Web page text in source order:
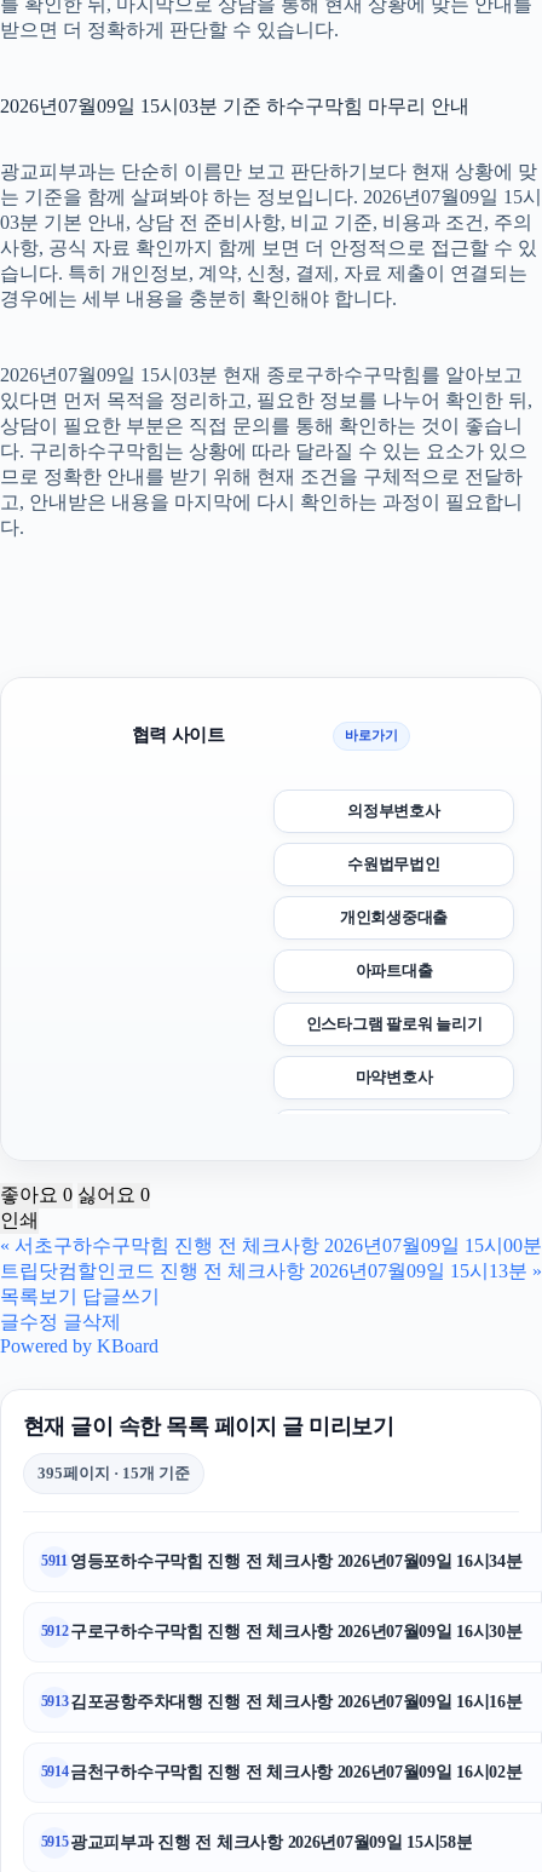
를 확인한 뒤, 마지막으로 상담을 통해 현재 상황에 맞는 안내를
받으면 더 정확하게 판단할 수 있습니다.
2026년07월09일 15시03분 기준 하수구막힘 마무리 안내
광교피부과는 단순히 이름만 보고 판단하기보다 현재 상황에 맞
는 기준을 함께 살펴봐야 하는 정보입니다. 2026년07월09일 15시
03분 기본 안내, 상담 전 준비사항, 비교 기준, 비용과 조건, 주의
사항, 공식 자료 확인까지 함께 보면 더 안정적으로 접근할 수 있
습니다. 특히 개인정보, 계약, 신청, 결제, 자료 제출이 연결되는
경우에는 세부 내용을 충분히 확인해야 합니다.
2026년07월09일 15시03분 현재 종로구하수구막힘를 알아보고
있다면 먼저 목적을 정리하고, 필요한 정보를 나누어 확인한 뒤,
상담이 필요한 부분은 직접 문의를 통해 확인하는 것이 좋습니
다. 구리하수구막힘는 상황에 따라 달라질 수 있는 요소가 있으
므로 정확한 안내를 받기 위해 현재 조건을 구체적으로 전달하
고, 안내받은 내용을 마지막에 다시 확인하는 과정이 필요합니
다.
협력 사이트 바로가기
의정부변호사
수원법무법인
개인회생중대출
아파트대출
인스타그램 팔로워 늘리기
마약변호사
중랑하수구막힘
용인마약전문변호사
창원이혼전문변호사
좋아요 0 싫어요 0
인쇄
« 서초구하수구막힘 진행 전 체크사항 2026년07월09일 15시00분
트립닷컴할인코드 진행 전 체크사항 2026년07월09일 15시13분 »
목록보기
답글쓰기
글수정 글삭제
Powered by KBoard
현재 글이 속한 목록 페이지 글 미리보기
395페이지 · 15개 기준
5911 영등포하수구막힘 진행 전 체크사항 2026년07월09일 16시34분
5912구로구하수구막힘 진행 전 체크사항 2026년07월09일 16시30분
5913김포공항주차대행 진행 전 체크사항 2026년07월09일 16시16분
5914금천구하수구막힘 진행 전 체크사항 2026년07월09일 16시02분
5915광교피부과 진행 전 체크사항 2026년07월09일 15시58분